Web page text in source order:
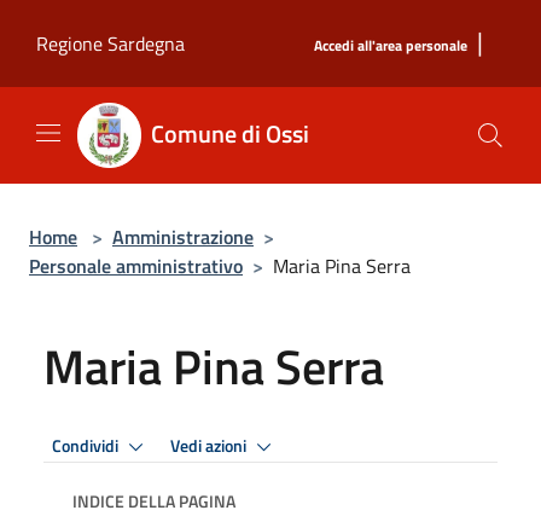
Regione Sardegna
Accedi all'area personale |
Comune di Ossi
Home > Amministrazione >
Personale amministrativo > Maria Pina Serra
Maria Pina Serra
Condividi Vedi azioni
INDICE DELLA PAGINA